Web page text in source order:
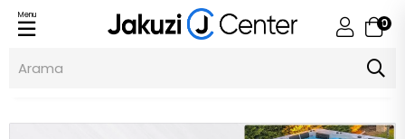
0
Menu